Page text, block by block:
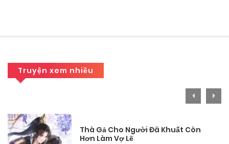
Chương 56
Chương 55
Tháng 9 27, 2025
Truyện xem nhiều
Thà Gả Cho Người Đã Khuất Còn
Hơn Làm Vợ Lẽ